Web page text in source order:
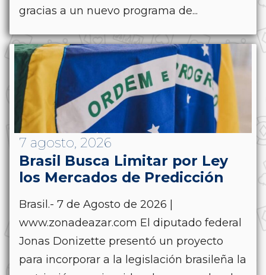
gracias a un nuevo programa de...
7 agosto, 2026
Brasil Busca Limitar por Ley
los Mercados de Predicción
Brasil.- 7 de Agosto de 2026 |
www.zonadeazar.com El diputado federal
Jonas Donizette presentó un proyecto
para incorporar a la legislación brasileña la